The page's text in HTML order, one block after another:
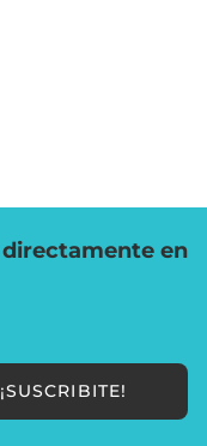
directamente en
¡SUSCRIBITE!